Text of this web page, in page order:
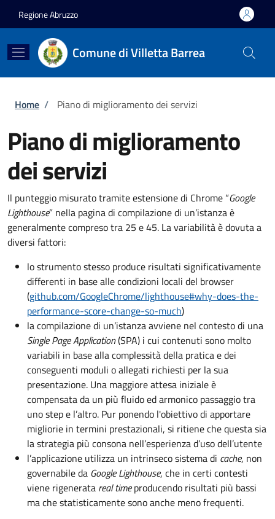
Regione Abruzzo
Comune di Villetta Barrea
Briciole di pane
Home / Piano di miglioramento dei servizi
Piano di miglioramento
dei servizi
Il punteggio misurato tramite estensione di Chrome “Google
Lighthouse” nella pagina di compilazione di un’istanza è
generalmente compreso tra 25 e 45. La variabilità è dovuta a
diversi fattori:
lo strumento stesso produce risultati significativamente
differenti in base alle condizioni locali del browser
(github.com/GoogleChrome/lighthouse#why-does-the-
performance-score-change-so-much)
la compilazione di un’istanza avviene nel contesto di una
Single Page Application(SPA) i cui contenuti sono molto
variabili in base alla complessità della pratica e dei
conseguenti moduli o allegati richiesti per la sua
presentazione. Una maggiore attesa iniziale è
compensata da un più fluido ed armonico passaggio tra
uno step e l’altro. Pur ponendo l'obiettivo di apportare
migliorie in termini prestazionali, si ritiene che questa sia
la strategia più consona nell’esperienza d’uso dell’utente
l’applicazione utilizza un intrinseco sistema di cache, non
governabile da Google Lighthouse, che in certi contesti
viene rigenerata real timeproducendo risultati più bassi
ma che statisticamente sono anche meno frequenti.